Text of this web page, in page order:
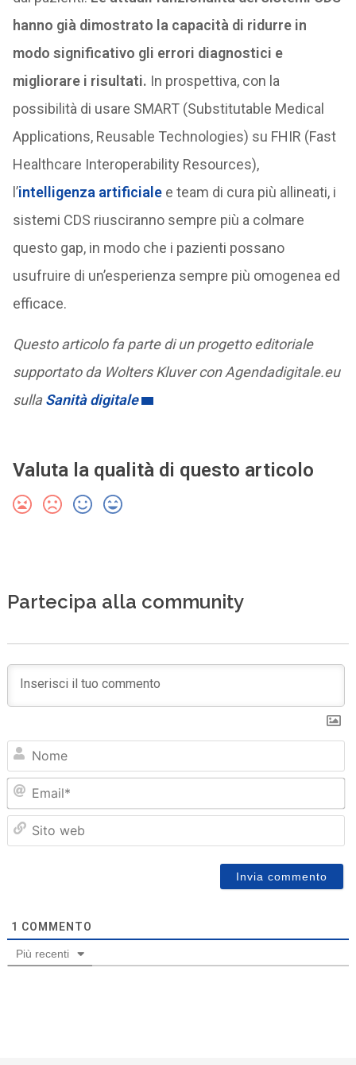
hanno già dimostrato la capacità di ridurre in
modo significativo gli errori diagnostici e
migliorare i risultati. In prospettiva, con la
possibilità di usare SMART (Substitutable Medical
Applications, Reusable Technologies) su FHIR (Fast
Healthcare Interoperability Resources),
l’intelligenza artificialee team di cura più allineati, i
sistemi CDS riusciranno sempre più a colmare
questo gap, in modo che i pazienti possano
usufruire di un’esperienza sempre più omogenea ed
efficace.
Questo articolo fa parte di un progetto editoriale
supportato da Wolters Kluver con Agendadigitale.eu
sullaSanità digitale
Valuta la qualità di questo articolo
Partecipa alla community
1 COMMENTO
Più recenti